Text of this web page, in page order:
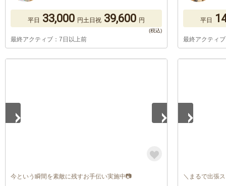
平日 33,000 円土日祝 39,600 円
最終アクティブ：7日以上前
平日
最終アクティ
今という瞬間を素敵に残すお手伝い実施中📷 ＼まるで出張